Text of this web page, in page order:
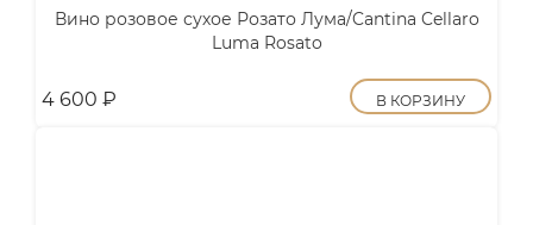
Вино розовое сухое Розато Лума/Cantina Cellaro
Luma Rosato
4 600 ₽ В КОРЗИНУ